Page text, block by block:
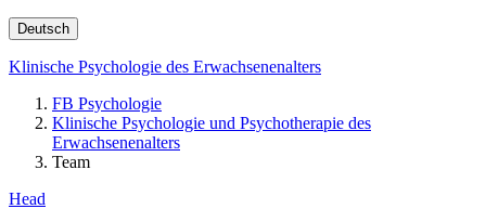
Deutsch
Klinische Psychologie des Erwachsenenalters
FB Psychologie
Klinische Psychologie und Psychotherapie des
Erwachsenenalters
Team
Head